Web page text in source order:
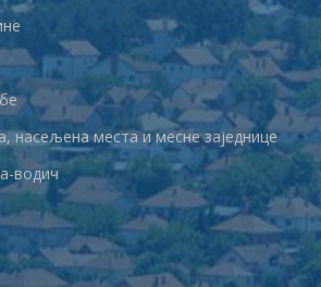
насељена места и месне заједнице
водич